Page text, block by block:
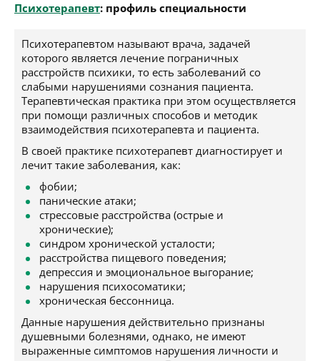
Психотерапевт: профиль специальности
Психотерапевтом называют врача, задачей
которого является лечение пограничных
расстройств психики, то есть заболеваний со
слабыми нарушениями сознания пациента.
Терапевтическая практика при этом осуществляется
при помощи различных способов и методик
взаимодействия психотерапевта и пациента.
В своей практике психотерапевт диагностирует и
лечит такие заболевания, как:
фобии;
панические атаки;
стрессовые расстройства (острые и
хронические);
синдром хронической усталости;
расстройства пищевого поведения;
депрессия и эмоциональное выгорание;
нарушения психосоматики;
хроническая бессонница.
Данные нарушения действительно признаны
душевными болезнями, однако, не имеют
выраженные симптомов нарушения личности и